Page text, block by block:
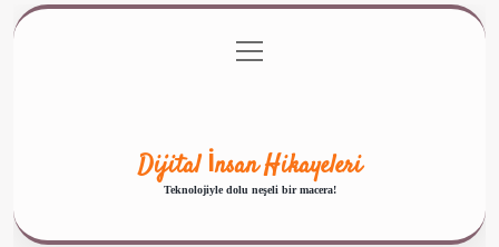
Gizlilik Politikası
menüyü
aç
Dijital İnsan Hikayeleri
Teknolojiyle dolu neşeli bir macera!